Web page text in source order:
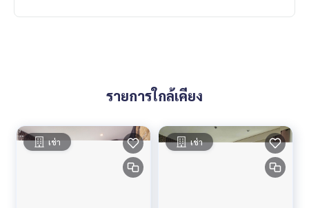
นดีไซน์เฉพาะของแสนสิริ ส่วนภายในออกแบบภายใต้คอนเซปต์ J
ewel of Thonglor หมายถึงอัญมณีที่ทรงคุณค่าในย่านธุรกิจอย่าง
สำหรับห้องพักมีทั้งหมด 197 ยูนิต
บรรยากาศโดยรอบโครงการ HQ Thonglor ถูกจัดให้มีมุมสีเขียวอยู่
ล้อมรอบ ทั้งต้นไม้ใหญ่และพื้นหญ้า อีกทั้งตัวอาคารยังเป็นกระจก
รายการใกล้เคียง
เช่า เช่า